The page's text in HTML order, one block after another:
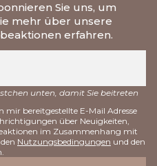
Sie uns, um
mehr über unsere
erfahren.
unten, damit Sie beitreten
mir bereitgestellte E-Mail Adresse
über Neuigkeiten,
im Zusammenhang mit
Nutzungsbedingungen und den